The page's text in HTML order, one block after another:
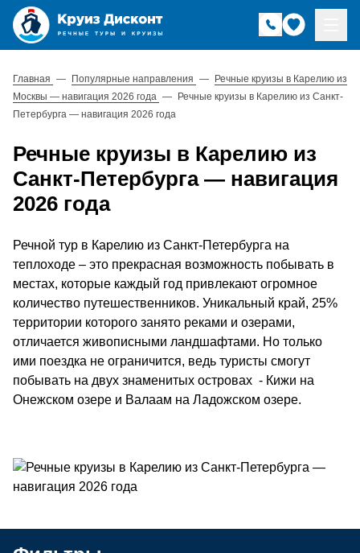
Главная — Популярные направления — Речные круизы в Карелию из
Москвы — навигация 2026 года — Речные круизы в Карелию из Санкт-
Петербурга — навигация 2026 года
Речные круизы в Карелию из
Санкт-Петербурга — навигация
2026 года
Речной тур в Карелию из Санкт-Петербурга на
теплоходе – это прекрасная возможность побывать в
местах, которые каждый год привлекают огромное
количество путешественников. Уникальный край, 25%
территории которого занято реками и озерами,
отличается живописными ландшафтами. Но только
ими поездка не ограничится, ведь туристы смогут
побывать на двух знаменитых островах - Кижи на
Онежском озере и Валаам на Ладожском озере.